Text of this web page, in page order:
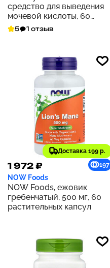
средство для выведения
мочевой кислоты, 60
растительных капсул
5 1 отзыв
Доставка 199 р.
1 972 ₽ 197
NOW Foods
NOW Foods, ежовик
гребенчатый, 500 мг, 60
растительных капсул